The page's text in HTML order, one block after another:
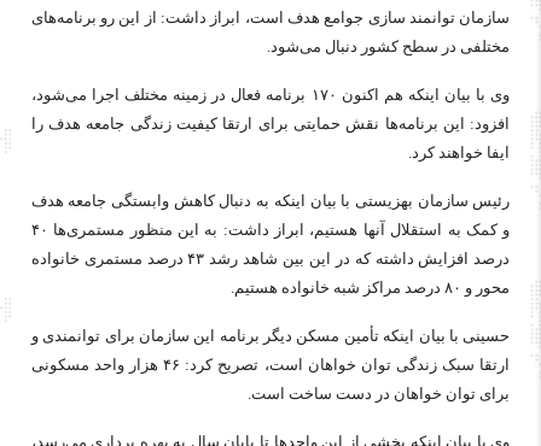
سازمان توانمند سازی جوامع هدف است، ابراز داشت: از این رو برنامه‌های
مختلفی در سطح کشور دنبال می‌شود.
وی با بیان اینکه هم اکنون ۱۷۰ برنامه فعال در زمینه مختلف اجرا می‌شود،
افزود: این برنامه‌ها نقش حمایتی برای ارتقا کیفیت زندگی جامعه هدف را
ایفا خواهند کرد.
رئیس سازمان بهزیستی با بیان اینکه به دنبال کاهش وابستگی جامعه هدف
و کمک به استقلال آنها هستیم، ابراز داشت: به این منظور مستمری‌ها ۴۰
درصد افزایش داشته که در این بین شاهد رشد ۴۳ درصد مستمری خانواده
محور و ۸۰ درصد مراکز شبه خانواده هستیم.
حسینی با بیان اینکه تأمین مسکن دیگر برنامه این سازمان برای توانمندی و
ارتقا سبک زندگی توان خواهان است، تصریح کرد: ۴۶ هزار واحد مسکونی
برای توان خواهان در دست ساخت است.
وی با بیان اینکه بخشی از این واحدها تا پایان سال به بهره برداری می‌رسد،